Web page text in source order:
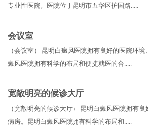
专业性医院。医院位于昆明市五华区护国路.....
会议室
（会议室） 昆明白癜风医院拥有良好的医院环
癜风医院拥有科学的布局和便捷就医的合.....
宽敞明亮的候诊大厅
（宽敞明亮的候诊大厅） 昆明白癜风医院拥有
病房。昆明白癜风医院拥有科学的布局和.....